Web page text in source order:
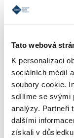
Tato webová
K personalizaci
sociálních médií
soubory cookie.
sdílíme se svými
analýzy. Partneři
dalšími
získali v